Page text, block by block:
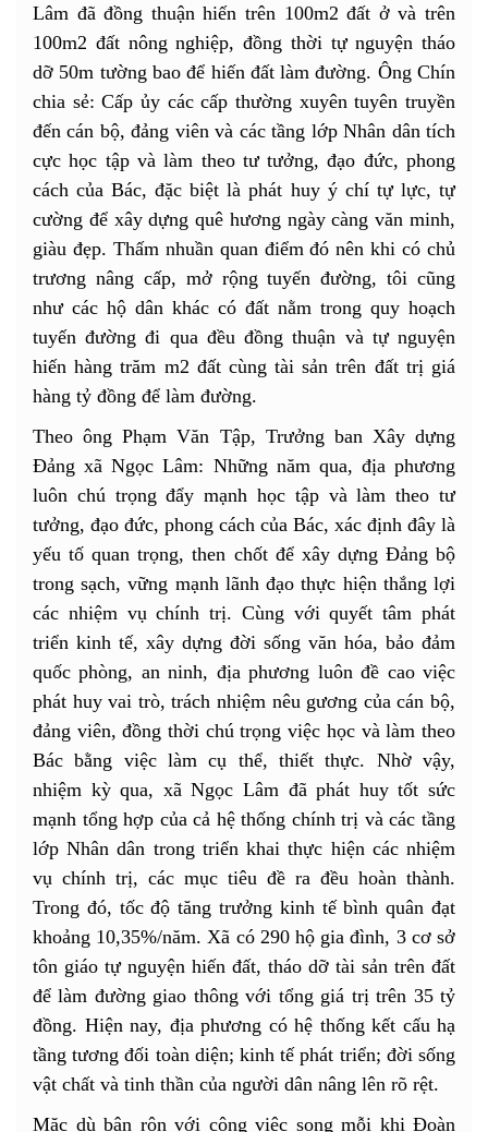
Lâm đã đồng thuận hiến trên 100m2 đất ở và trên
100m2 đất nông nghiệp, đồng thời tự nguyện tháo
dỡ 50m tường bao để hiến đất làm đường. Ông Chín
chia sẻ: Cấp ủy các cấp thường xuyên tuyên truyền
đến cán bộ, đảng viên và các tầng lớp Nhân dân tích
cực học tập và làm theo tư tưởng, đạo đức, phong
cách của Bác, đặc biệt là phát huy ý chí tự lực, tự
cường để xây dựng quê hương ngày càng văn minh,
giàu đẹp. Thấm nhuần quan điểm đó nên khi có chủ
trương nâng cấp, mở rộng tuyến đường, tôi cũng
như các hộ dân khác có đất nằm trong quy hoạch
tuyến đường đi qua đều đồng thuận và tự nguyện
hiến hàng trăm m2 đất cùng tài sản trên đất trị giá
hàng tỷ đồng để làm đường.
Theo ông Phạm Văn Tập, Trưởng ban Xây dựng
Đảng xã Ngọc Lâm: Những năm qua, địa phương
luôn chú trọng đẩy mạnh học tập và làm theo tư
tưởng, đạo đức, phong cách của Bác, xác định đây là
yếu tố quan trọng, then chốt để xây dựng Đảng bộ
trong sạch, vững mạnh lãnh đạo thực hiện thắng lợi
các nhiệm vụ chính trị. Cùng với quyết tâm phát
triển kinh tế, xây dựng đời sống văn hóa, bảo đảm
quốc phòng, an ninh, địa phương luôn đề cao việc
phát huy vai trò, trách nhiệm nêu gương của cán bộ,
đảng viên, đồng thời chú trọng việc học và làm theo
Bác bằng việc làm cụ thể, thiết thực. Nhờ vậy,
nhiệm kỳ qua, xã Ngọc Lâm đã phát huy tốt sức
mạnh tổng hợp của cả hệ thống chính trị và các tầng
lớp Nhân dân trong triển khai thực hiện các nhiệm
vụ chính trị, các mục tiêu đề ra đều hoàn thành.
Trong đó, tốc độ tăng trưởng kinh tế bình quân đạt
khoảng 10,35%/năm. Xã có 290 hộ gia đình, 3 cơ sở
tôn giáo tự nguyện hiến đất, tháo dỡ tài sản trên đất
để làm đường giao thông với tổng giá trị trên 35 tỷ
đồng. Hiện nay, địa phương có hệ thống kết cấu hạ
tầng tương đối toàn diện; kinh tế phát triển; đời sống
vật chất và tinh thần của người dân nâng lên rõ rệt.
Mặc dù bận rộn với công việc song mỗi khi Đoàn